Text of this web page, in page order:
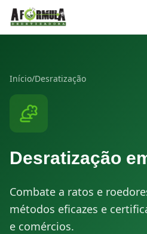
Pular para o conteúdo
Início/Desratização
Desratização
Combate a ratos e
métodos eficazes e
e comércios.